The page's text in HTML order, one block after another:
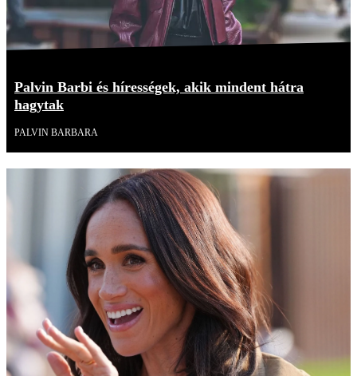
Palvin Barbi és hírességek, akik mindent hátra
hagytak
PALVIN BARBARA